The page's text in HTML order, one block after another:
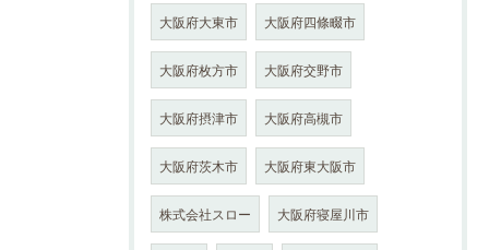
大阪府大東市 大阪府四條畷市
大阪府枚方市 大阪府交野市
大阪府摂津市 大阪府高槻市
大阪府茨木市 大阪府東大阪市
株式会社スロー 大阪府寝屋川市